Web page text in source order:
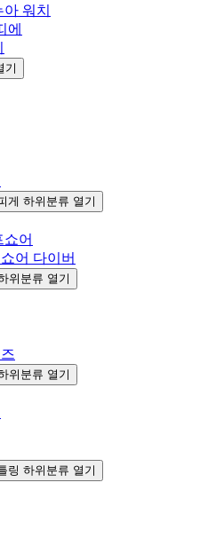
워치
에
기
게 하위분류 열기
쇼어
어 다이버
위분류 열기
위분류 열기
링 하위분류 열기